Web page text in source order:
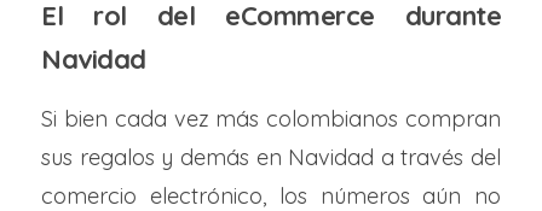
El rol del eCommerce durante
Navidad
Si bien cada vez más colombianos compran
sus regalos y demás en Navidad a través del
comercio electrónico, los números aún no